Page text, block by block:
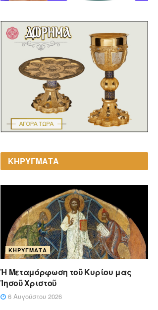
ΚΗΡΥΓΜΑΤΑ
ΚΗΡΎΓΜΑΤΑ
Ἡ Μεταμόρφωση τοῦ Κυρίου μας
Ἰησοῦ Χριστοῦ
6 Αυγούστου 2026